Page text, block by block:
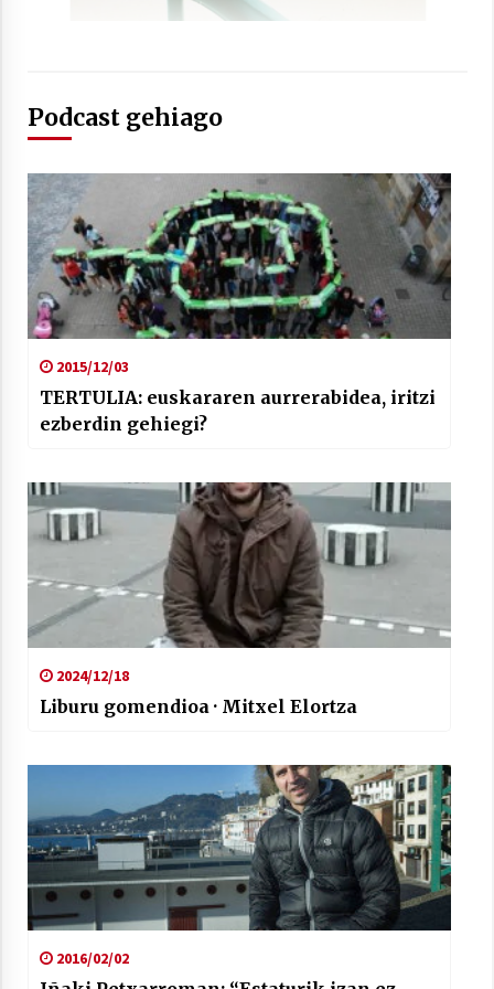
Telebistaren eskutik
2021/06/30
Podcast gehiago
2015/12/03
TERTULIA: euskararen aurrerabidea, iritzi
ezberdin gehiegi?
2024/12/18
Liburu gomendioa · Mitxel Elortza
2016/02/02